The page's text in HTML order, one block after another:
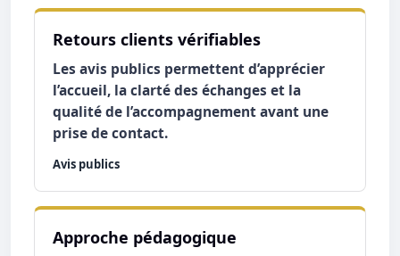
Retours clients vérifiables
Les avis publics permettent d’apprécier
l’accueil, la clarté des échanges et la
qualité de l’accompagnement avant une
prise de contact.
Avis publics
Approche pédagogique